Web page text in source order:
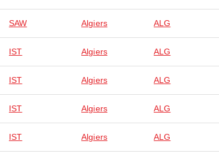
SAW Algiers ALG
IST Algiers ALG
IST Algiers ALG
IST Algiers ALG
IST Algiers ALG